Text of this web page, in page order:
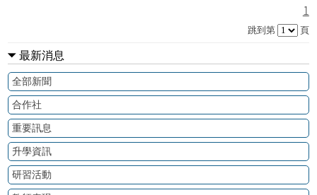
1
跳到第 頁
最新消息
全部新聞
合作社
重要訊息
升學資訊
研習活動